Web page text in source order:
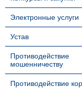
Электронные услуги
Устав
Противодействие
мошенничеству
Противодействие